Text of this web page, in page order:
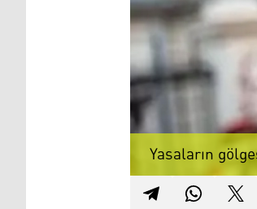
Yasaların